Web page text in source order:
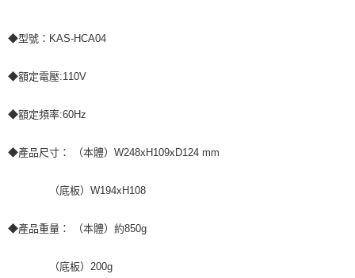
◆型號：KAS-HCA04
◆額定電壓:110V
◆額定頻率:60Hz
◆產品尺寸： （本體）W248xH109xD124 mm
（底板）W194xH108
◆產品重量： （本體）約850g
（底板）200g